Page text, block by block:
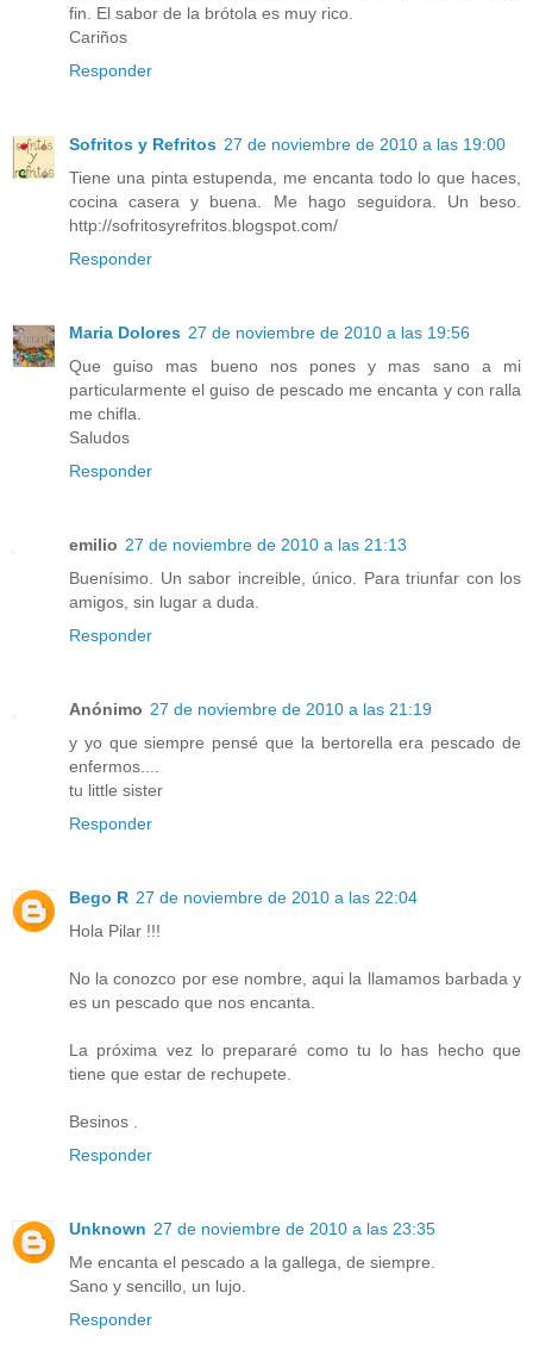
fin. El sabor de la brótola es muy rico.
Cariños
Responder
Sofritos y Refritos 27 de noviembre de 2010 a las 19:00
Tiene una pinta estupenda, me encanta todo lo que haces,
cocina casera y buena. Me hago seguidora. Un beso.
http://sofritosyrefritos.blogspot.com/
Responder
Maria Dolores 27 de noviembre de 2010 a las 19:56
Que guiso mas bueno nos pones y mas sano a mi
particularmente el guiso de pescado me encanta y con ralla
me chifla.
Saludos
Responder
emilio 27 de noviembre de 2010 a las 21:13
Buenísimo. Un sabor increible, único. Para triunfar con los
amigos, sin lugar a duda.
Responder
Anónimo 27 de noviembre de 2010 a las 21:19
y yo que siempre pensé que la bertorella era pescado de
enfermos....
tu little sister
Responder
Bego R 27 de noviembre de 2010 a las 22:04
Hola Pilar !!!
No la conozco por ese nombre, aqui la llamamos barbada y
es un pescado que nos encanta.
La próxima vez lo prepararé como tu lo has hecho que
tiene que estar de rechupete.
Besinos .
Responder
Unknown 27 de noviembre de 2010 a las 23:35
Me encanta el pescado a la gallega, de siempre.
Sano y sencillo, un lujo.
Responder